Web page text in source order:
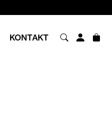
KONTAKT